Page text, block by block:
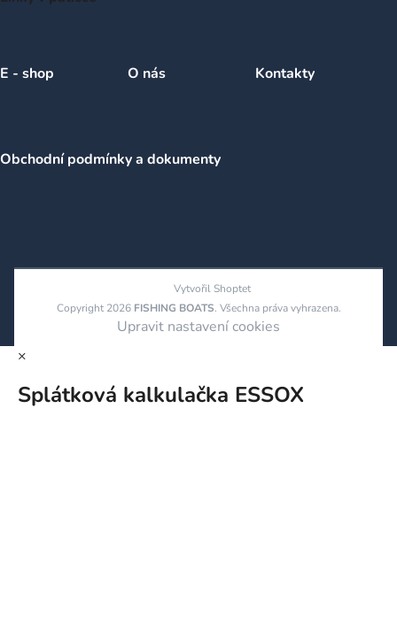
E - shop O nás Kontakty
Obchodní podmínky a dokumenty
Vytvořil Shoptet
Copyright 2026 FISHING BOATS. Všechna práva vyhrazena.
Upravit nastavení cookies
×
Splátková kalkulačka ESSOX